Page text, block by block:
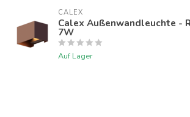
CALEX
Calex Außenwandleuchte -
7W
Auf Lager